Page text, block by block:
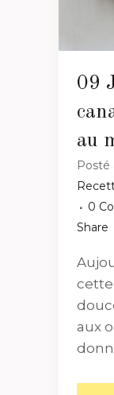
09
au
Posté
0
Share
aux